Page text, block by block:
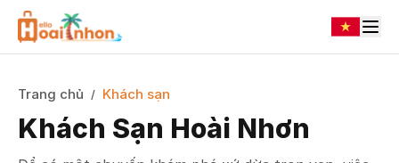
Trang chủ / Khách sạn
Khách Sạn Hoài Nhơn